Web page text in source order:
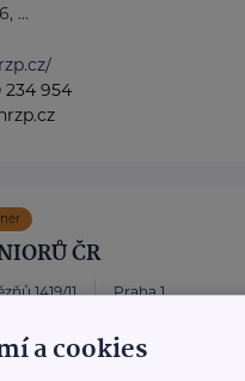
...
234 954
ČR
1419/11 Praha 1
bezplatné sociálně-právní
pro seniory po celé ČR.
a cookies